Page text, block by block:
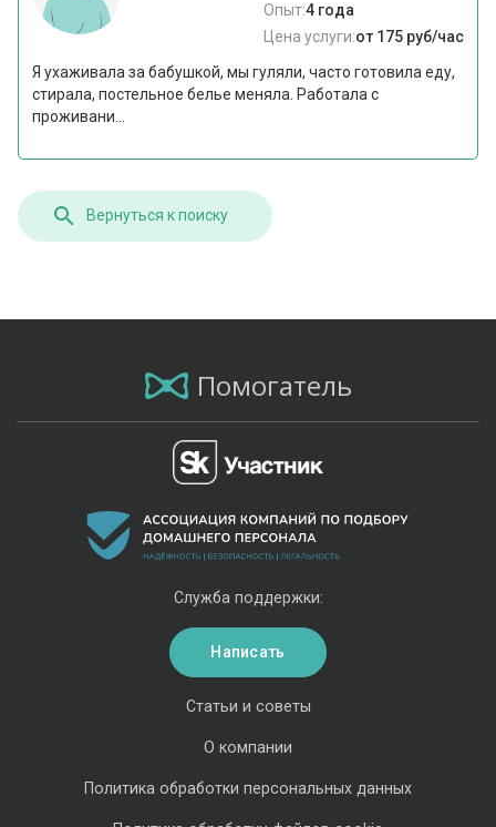
Опыт:4 года
Цена услуги:от 175 руб/час
Я ухаживала за бабушкой, мы гуляли, часто готовила еду,
стирала, постельное белье меняла. Работала с
проживани...
Вернуться к поиску
Помогатель
Статьи и советы
О компании
Политика обработки персональных данных
Служба поддержки:
Написать